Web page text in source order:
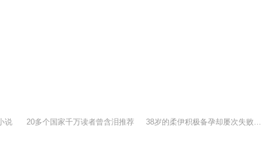
一部令整个英国为之落泪的心灵治愈小说 20多个国家千万读者曾含泪推荐 38岁的柔伊积极备孕却屡次失败，身心饱受折磨，与丈夫艾德的婚姻面临崩溃。一个寻常早晨，他们大吵一架，艾德摔门而出，却没想到，这会是他们生命中最后一次对话，艾德在车祸中丧生。柔伊昏迷后醒来，发现自己迭入时空交错的世界，一次次重回过去，重新与艾德相遇相爱，19次重逢，让她一次次确信，他们内心依然彼此深爱。 一切都没有变，但命运似乎又悄然在改变。 柔伊萌生一个大...